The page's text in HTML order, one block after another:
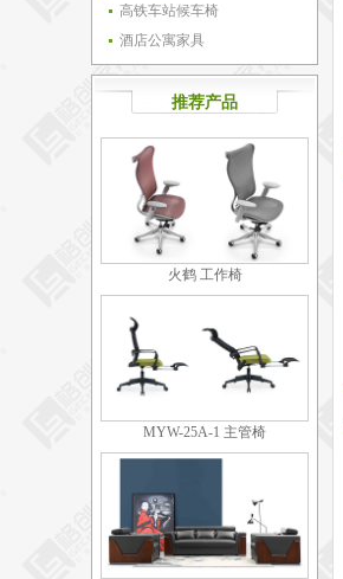
高铁车站候车椅
酒店公寓家具
推荐产品
火鹤 工作椅
MYW-25A-1 主管椅